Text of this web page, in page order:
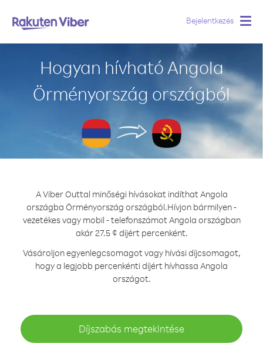
Bejelentkezés
Hogyan hívható Angola
Örményország országból
A Viber Outtal minőségi hívásokat indíthat Angola
országba Örményország országból.Hívjon bármilyen -
vezetékes vagy mobil - telefonszámot Angola országban
akár 27.5 ¢ díjért percenként.
Vásároljon egyenlegcsomagot vagy hívási díjcsomagot,
hogy a legjobb percenkénti díjért hívhassa Angola
országot.
Díjszabás megtekintése